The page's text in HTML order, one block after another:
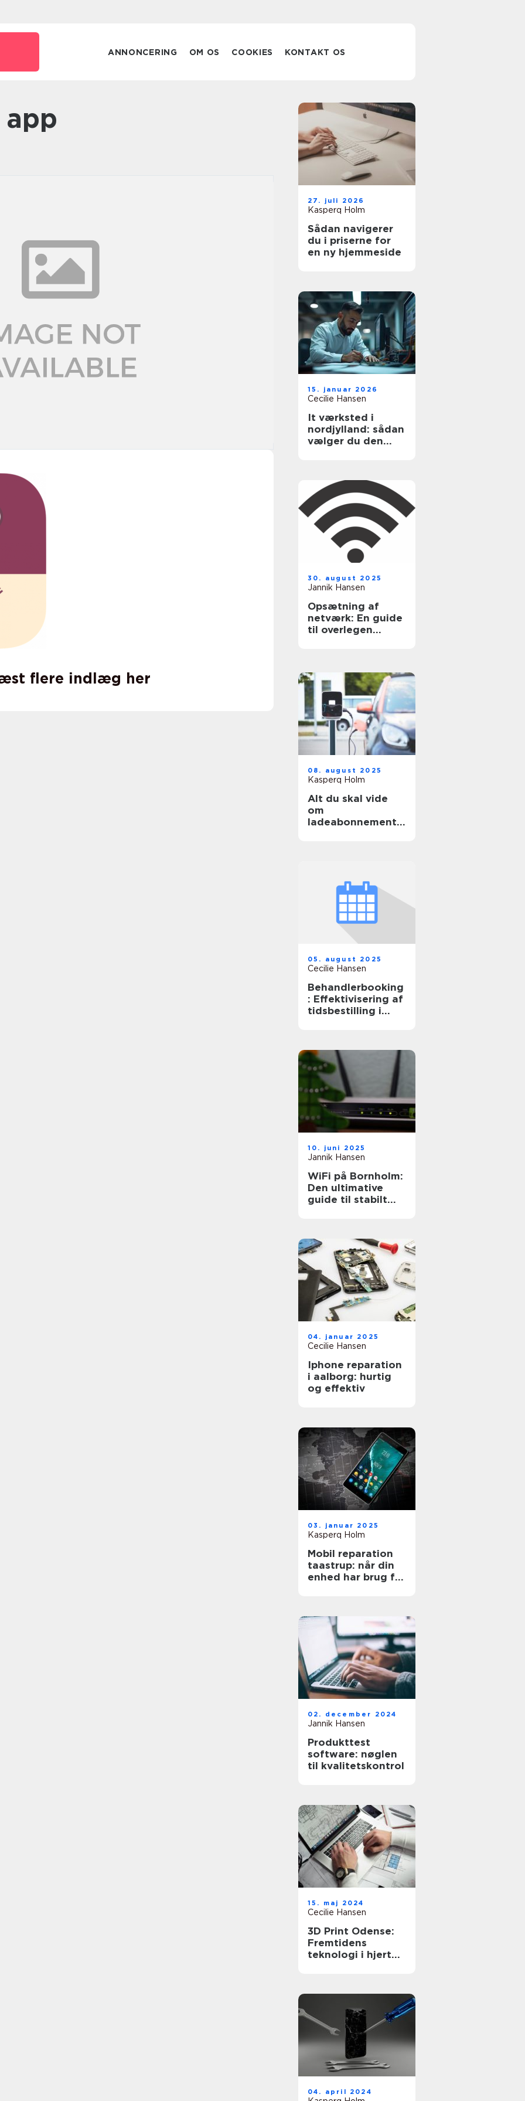
ANNONCERING OM OS COOKIES KONTAKT OS
app
flere indlæg her
27. juli 2026
Kasperq Holm
Sådan navigerer
du i priserne for
en ny hjemmeside
15. januar 2026
Cecilie Hansen
It værksted i
nordjylland: sådan
vælger du den
30. august 2025
Jannik Hansen
Opsætning af
netværk: En guide
til overlegen
08. august 2025
Kasperq Holm
Alt du skal vide
om
ladeabonnemente
05. august 2025
Cecilie Hansen
Behandlerbooking
: Effektivisering af
tidsbestilling i
10. juni 2025
Jannik Hansen
WiFi på Bornholm:
Den ultimative
guide til stabilt
04. januar 2025
Cecilie Hansen
Iphone reparation
i aalborg: hurtig
og effektiv
03. januar 2025
Kasperq Holm
Mobil reparation
taastrup: når din
enhed har brug for
02. december 2024
Jannik Hansen
Produkttest
software: nøglen
til kvalitetskontrol
15. maj 2024
Cecilie Hansen
3D Print Odense:
Fremtidens
teknologi i hjertet
04. april 2024